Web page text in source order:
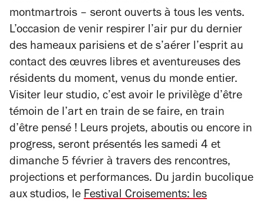
montmartrois – seront ouverts à tous les vents.
L’occasion de venir respirer l’air pur du dernier
des hameaux parisiens et de s’aérer l’esprit au
contact des œuvres libres et aventureuses des
résidents du moment, venus du monde entier.
Visiter leur studio, c’est avoir le privilège d’être
témoin de l’art en train de se faire, en train
d’être pensé ! Leurs projets, aboutis ou encore in
progress, seront présentés les samedi 4 et
dimanche 5 février à travers des rencontres,
projections et performances. Du jardin bucolique
aux studios, le Festival Croisements: les